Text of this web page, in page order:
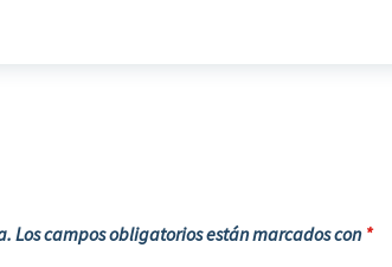
Los campos obligatorios están marcados con *